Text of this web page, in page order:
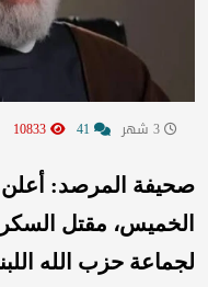
صحيفة المرصد:
الخميس، مقتل
لجماعة حزب الله